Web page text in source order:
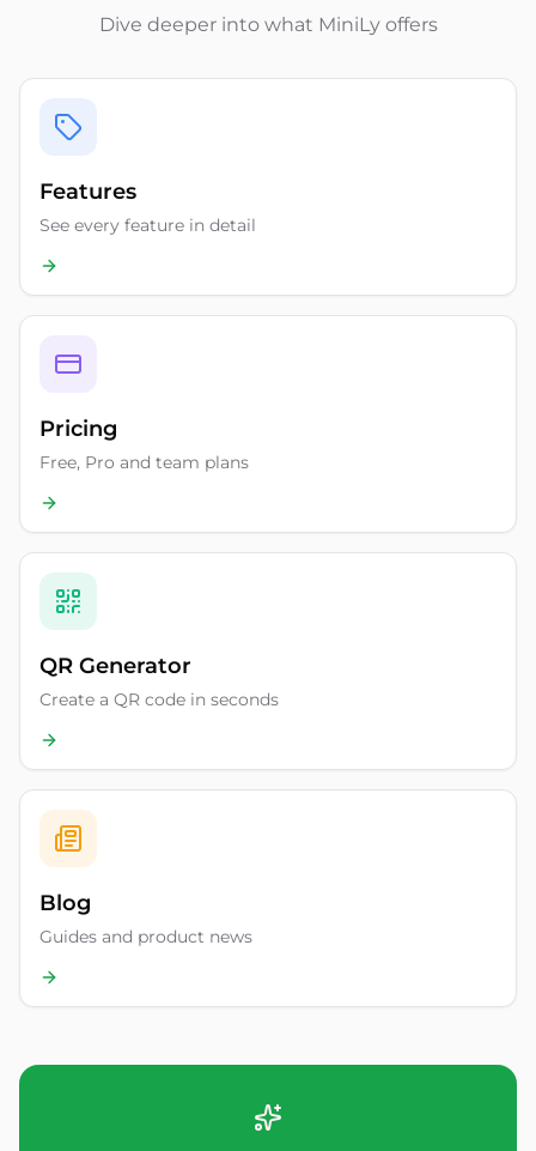
Dive deeper into what MiniLy offers
Features
See every feature in detail
Pricing
Free, Pro and team plans
QR Generator
Create a QR code in seconds
Blog
Guides and product news